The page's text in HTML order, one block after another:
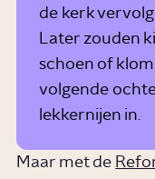
de kerk
Later zouden
schoen of
volgende
lekkernijen in.
Maar met de